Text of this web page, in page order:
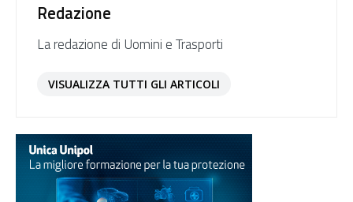
Redazione
La redazione di Uomini e Trasporti
VISUALIZZA TUTTI GLI ARTICOLI